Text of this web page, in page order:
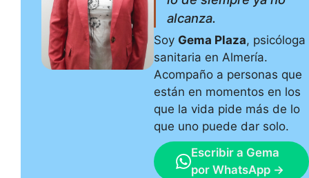
alcanza.
Soy Gema Plaza, psicóloga
sanitaria en Almería.
Acompaño a personas que
están en momentos en los
que la vida pide más de lo
que uno puede dar solo.
Escribir a Gema
por WhatsApp →